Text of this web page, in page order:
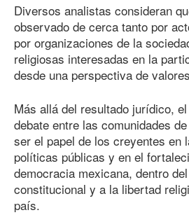
Diversos analistas consideran
observado de cerca tanto por
por organizaciones de la
religiosas interesadas en la
desde una perspectiva de
Más allá del resultado jurídico,
debate entre las comunidades
ser el papel de los creyentes en
políticas públicas y en el
democracia mexicana, dentro
constitucional y a la libertad
país.